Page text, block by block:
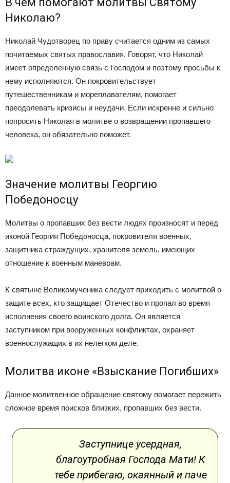
Николаю?
Николай Чудотворец по праву считается одним из самых
почитаемых святых православия. Говорят, что Николай
имеет определенную связь с Господом и поэтому просьбы к
нему исполняются. Он покровительствует
путешественникам и мореплавателям, помогает
преодолевать кризисы и неудачи. Если искренне и сильно
попросить Николая в молитве о возвращении пропавшего
человека, он обязательно поможет.
Значение молитвы Георгию
Победоносцу
Молитвы о пропавших без вести людях произносят и перед
иконой Георгия Победоносца, покровителя военных,
защитника страждущих, хранителя земель, имеющих
отношение к военным маневрам.
К святыне Великомученика следует приходить с молитвой о
защите всех, кто защищает Отечество и пропал во время
исполнения своего воинского долга. Он является
заступником при вооруженных конфликтах, охраняет
военнослужащих в их нелегком деле.
Молитва иконе «Взыскание Погибших»
Данное молитвенное обращение святому помогает пережить
сложное время поисков близких, пропавших без вести.
Заступнице усердная,
благоутробная Господа Мати! К
тебе прибегаю, окаянный и паче